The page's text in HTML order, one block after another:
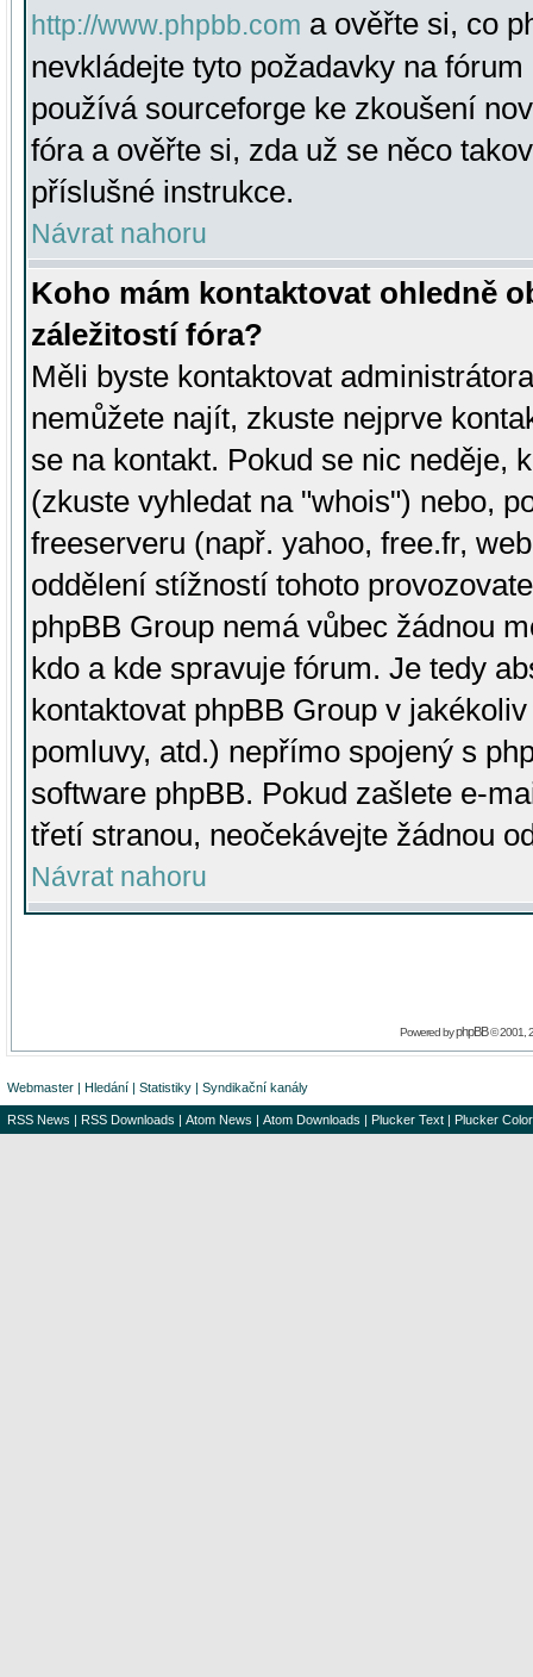
http://www.phpbb.com a ověřte si, co
nevkládejte tyto požadavky na
používá sourceforge ke zkoušení
fóra a ověřte si, zda už se něco
příslušné instrukce.
Návrat nahoru
Koho mám kontaktovat ohledně
záležitostí fóra?
Měli byste kontaktovat
nemůžete najít, zkuste nejprve
se na kontakt. Pokud se nic neděje,
(zkuste vyhledat na "whois") nebo,
freeserveru (např. yahoo, free.fr,
oddělení stížností tohoto
phpBB Group nemá vůbec žádnou
kdo a kde spravuje fórum. Je tedy
kontaktovat phpBB Group v
pomluvy, atd.) nepřímo spojený s
software phpBB. Pokud zašlete e-
třetí stranou, neočekávejte žádnou
Návrat nahoru
Powered byphpBB© 2001,
Webmaster | Hledání | Statistiky | Syndikační kanály
RSS News | RSS Downloads | Atom News | Atom Downloads | Plucker Text | Plucker Color